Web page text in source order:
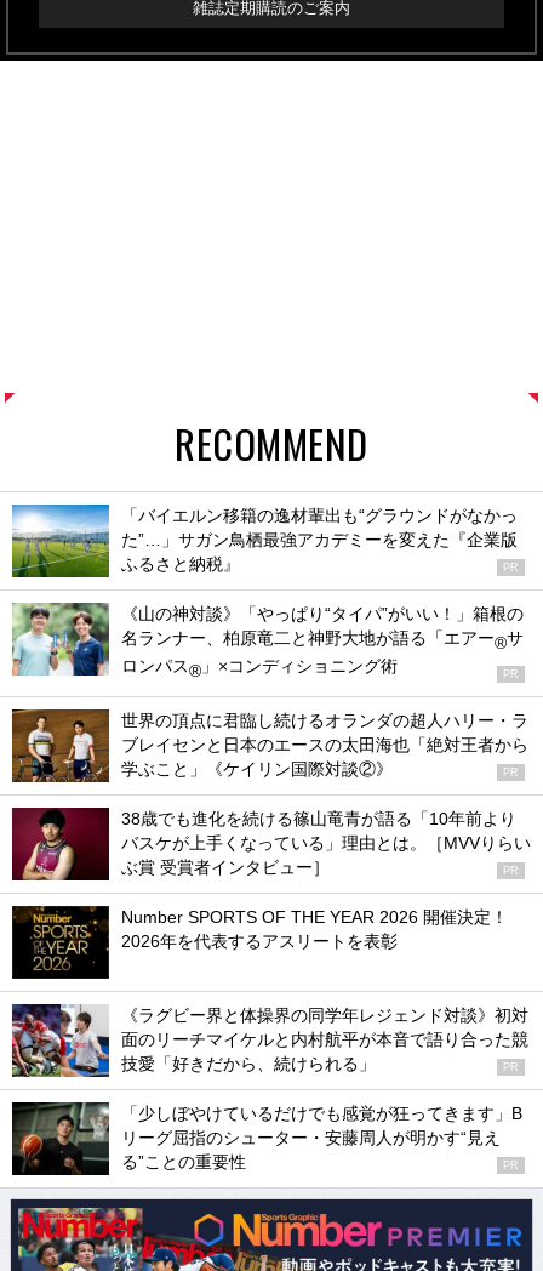
雑誌定期購読のご案内
RECOMMEND
「バイエルン移籍の逸材輩出も“グラウンドがなかっ
た”…」サガン鳥栖最強アカデミーを変えた『企業版
ふるさと納税』
PR
《山の神対談》「やっぱり“タイパ”がいい！」箱根の
名ランナー、柏原竜二と神野大地が語る「エアー®サ
ロンパス® 」×コンディショニング術 PR
世界の頂点に君臨し続けるオランダの超人ハリー・ラ
ブレイセンと日本のエースの太田海也「絶対王者から
学ぶこと」《ケイリン国際対談②》
PR
38歳でも進化を続ける篠山竜青が語る「10年前より
バスケが上手くなっている」理由とは。［MVVりらい
ぶ賞 受賞者インタビュー］
PR
Number SPORTS OF THE YEAR 2026 開催決定！
2026年を代表するアスリートを表彰
《ラグビー界と体操界の同学年レジェンド対談》初対
面のリーチマイケルと内村航平が本音で語り合った競
技愛「好きだから、続けられる」
PR
「少しぼやけているだけでも感覚が狂ってきます」B
リーグ屈指のシューター・安藤周人が明かす“見え
る”ことの重要性
PR